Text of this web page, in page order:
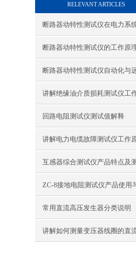
RELEVANT ARTICLES
断路器动特性测试仪在电力系
关键作用
断路器动特性测试仪的工作原
用技术详解
断路器动特性测试仪自动化与
控技术
讲解绝缘油介质损耗测试仪工
检测状态
回路电阻测试仪测试值解释
讲解电力电缆故障测试仪工作
互感器综合测试仪产品特点及
围
ZC-8接地电阻测试仪产品使用
事项
常用直流高压发生器分类说明
讲解如何测量变压器线圈的直